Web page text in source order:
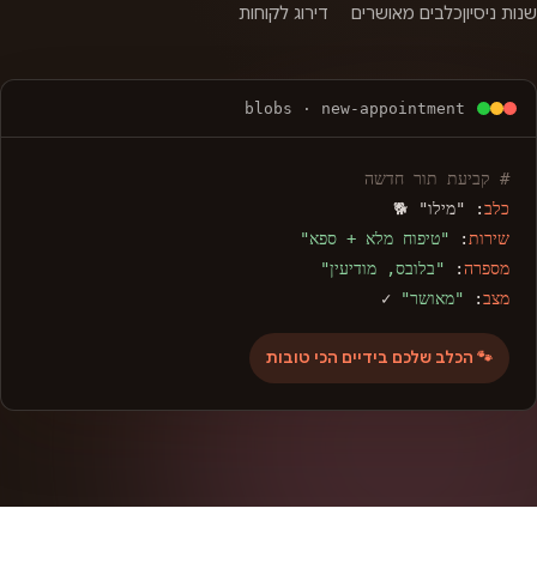
שנות ניסיוןכלבים מאושרים דירוג לקוחות
blobs · new-appointment
# קביעת תור חדשה
כלב: "מילו" 🐕
שירות : "טיפוח מלא + ספא"
מספרה: "בלובס, מודיעין"
מצב: "מאושר" ✓
🐾 הכלב שלכם בידיים הכי טובות